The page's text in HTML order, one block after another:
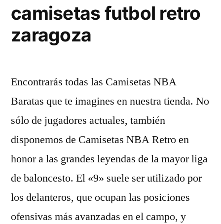
camisetas futbol retro
zaragoza
Encontrarás todas las Camisetas NBA
Baratas que te imagines en nuestra tienda. No
sólo de jugadores actuales, también
disponemos de Camisetas NBA Retro en
honor a las grandes leyendas de la mayor liga
de baloncesto. El «9» suele ser utilizado por
los delanteros, que ocupan las posiciones
ofensivas más avanzadas en el campo, y